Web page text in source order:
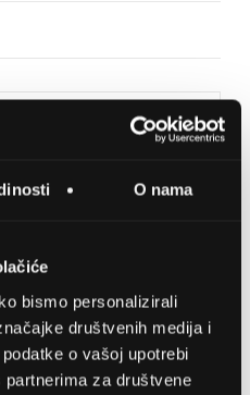
O nama
bismo personalizirali
društvenih medija i
o vašoj upotrebi
za društvene
NA LISTU ŽELJA